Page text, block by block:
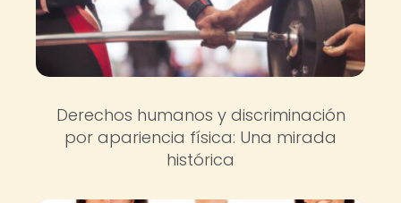
Derechos humanos y discriminación
por apariencia física: Una mirada
histórica